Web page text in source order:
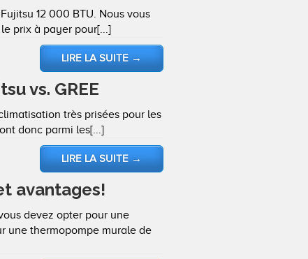
12 000 BTU. Nous vous
prix à payer pour[...]
LIRE LA SUITE →
vs. GREE
très prisées pour les
donc parmi les[...]
LIRE LA SUITE →
avantages!
devez opter pour une
une thermopompe murale de